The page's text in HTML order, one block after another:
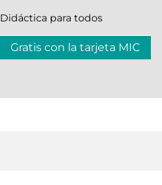
Didáctica para todos
Gratis con la tarjeta MIC